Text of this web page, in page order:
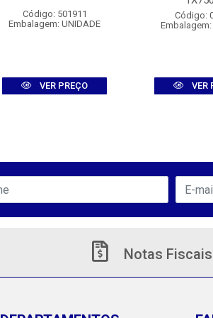
Código: 501911
Embalagem: UNIDADE
VER PREÇO
Código:
Embalagem:
VER
Notas Fiscais